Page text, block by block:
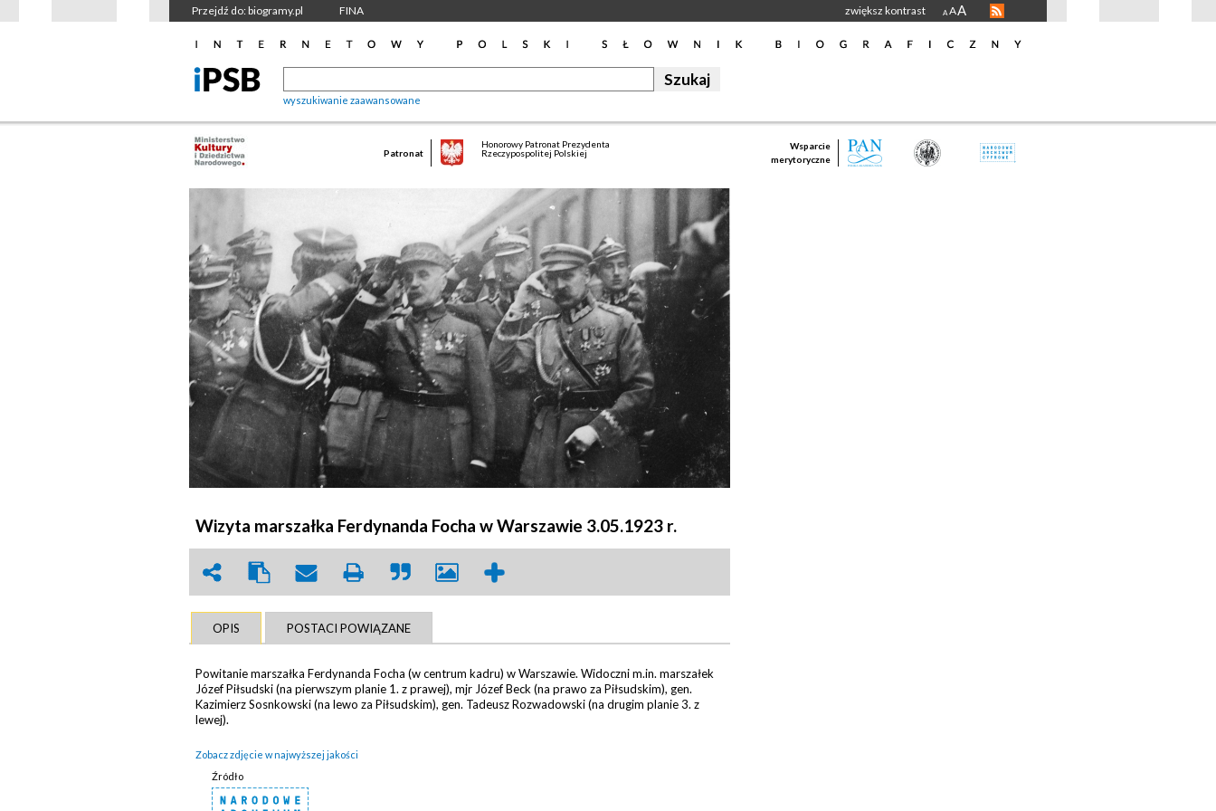
Przejdź do: biogramy.pl FINA zwiększ kontrast A AA
wyszukiwanie zaawansowane
Patronat
Honorowy Patronat Prezydenta
Rzeczypospolitej Polskiej
Wsparcie
merytoryczne
Wizyta marszałka Ferdynanda Focha w Warszawie 3.05.1923 r.
OPIS POSTACI POWIĄZANE
Powitanie marszałka Ferdynanda Focha (w centrum kadru) w Warszawie. Widoczni m.in. marszałek
Józef Piłsudski (na pierwszym planie 1. z prawej), mjr Józef Beck (na prawo za Piłsudskim), gen.
Kazimierz Sosnkowski (na lewo za Piłsudskim), gen. Tadeusz Rozwadowski (na drugim planie 3. z
lewej).
Zobacz zdjęcie w najwyższej jakości
Źródło